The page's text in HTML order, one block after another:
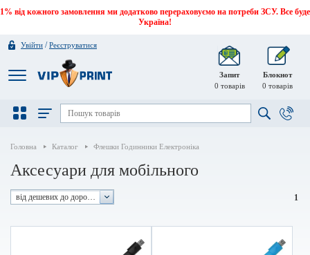
1% від кожного замовлення ми додатково перераховуємо на потреби ЗСУ. Все буде
Україна!
Увійти /Реєструватися
Запит
0 товарів
Блокнот
0 товарів
Головна Каталог Флешки Годинники Електроніка
Аксесуари для мобільного
від дешевих до дорогих 1